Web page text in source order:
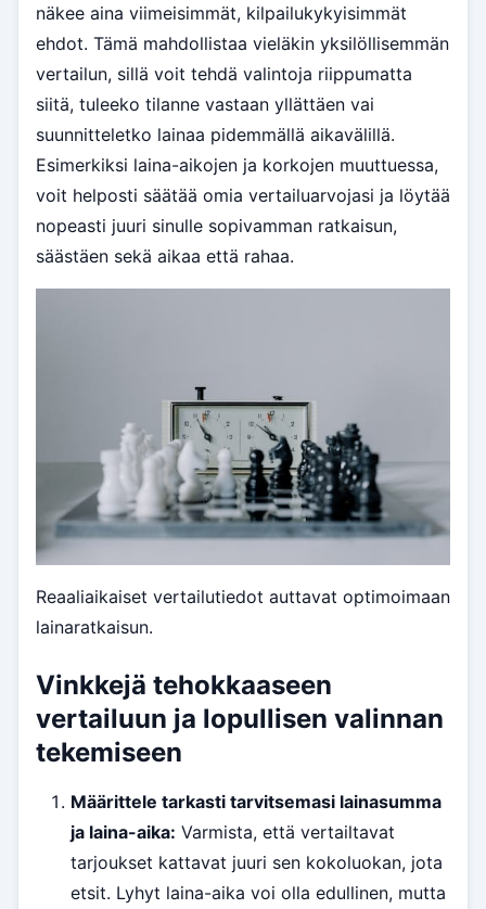
näkee aina viimeisimmät, kilpailukykyisimmät
ehdot. Tämä mahdollistaa vieläkin yksilöllisemmän
vertailun, sillä voit tehdä valintoja riippumatta
siitä, tuleeko tilanne vastaan yllättäen vai
suunnitteletko lainaa pidemmällä aikavälillä.
Esimerkiksi laina-aikojen ja korkojen muuttuessa,
voit helposti säätää omia vertailuarvojasi ja löytää
nopeasti juuri sinulle sopivamman ratkaisun,
säästäen sekä aikaa että rahaa.
Reaaliaikaiset vertailutiedot auttavat optimoimaan
lainaratkaisun.
Vinkkejä tehokkaaseen
vertailuun ja lopullisen valinnan
tekemiseen
Määrittele tarkasti tarvitsemasi lainasumma
ja laina-aika: Varmista, että vertailtavat
tarjoukset kattavat juuri sen kokoluokan, jota
etsit. Lyhyt laina-aika voi olla edullinen, mutta